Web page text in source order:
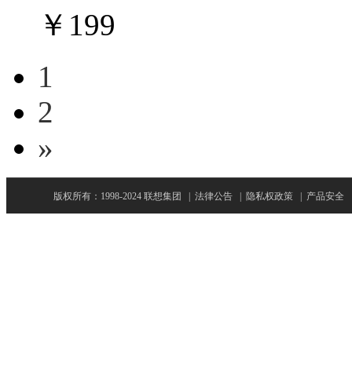
￥ 199
1
2
»
版权所有：1998-2024 联想集团 法律公告 隐私权政策 产品安全